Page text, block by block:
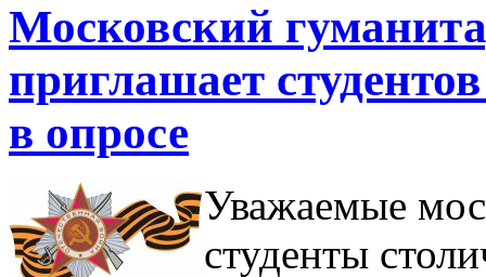
Московский
приглашает
в опросе
Уважаемые
студенты